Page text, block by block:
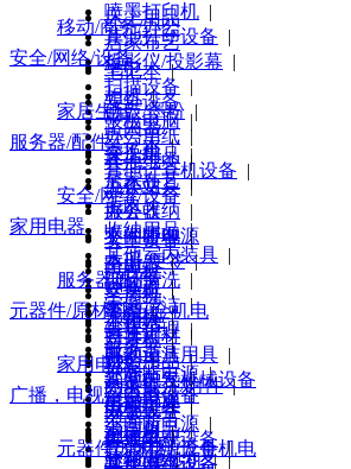
喷墨打印机 |
其他打印设备 |
投影仪/投影幕 |
扫描设备 |
硒鼓/墨粉 |
办公用纸 |
其他纸类|
办公文具|
办公收纳 |
文件管理|
本册/便签|
计算器|
笔类|
画具画材 |
财会用品|
刻录碟片/附件|
办公设备|
刻录机|
验钞/点钞机|
移动/商务/办公
笔记本|
相机|
平板电脑|
笔记本|
其他计算机设备 |
床上用品
居家布艺
毛巾
家居生活
床上用品 |
居家布艺|
毛巾|
收纳用品|
其他室内装具 |
纸品清洗 |
家庭清洁|
身体护理 |
其他清洁用具 |
洗发护发|
口腔护理|
清洁用品|
安全/网络/设备
安全设备
路由器
交换机
安全/网络/设备
安全设备|
路由器|
交换机|
光端机|
对讲机|
机柜|
防火墙|
网卡|
集线器|
其他网络设备|
服务器/配件
工作站
服务器
不间断电源
服务器/配件
工作站|
服务器|
不间断电源|
稳定电源|
不间断电源 |
其他电源设备|
家用电器
电视机
空周机
冰箱/柜
家用电器
电视机|
空周机|
冰箱/柜|
元器件/原材料/五金机电
电动工具
其他电气机械设备
手动工具
元器件/原材料/五金机电
广播，电视，电影设备
普通电视设备
其他电视设备